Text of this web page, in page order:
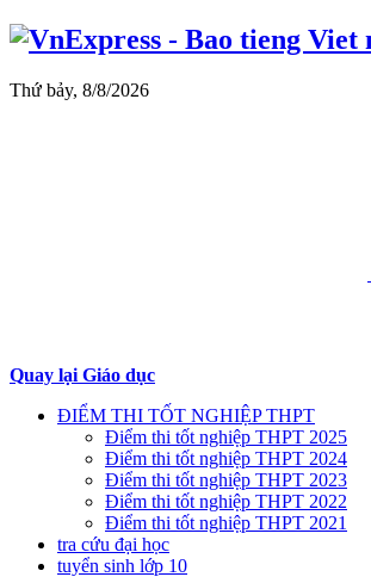
Thứ bảy, 8/8/2026
Quay lại Giáo dục
ĐIỂM THI TỐT NGHIỆP THPT
Điểm thi tốt nghiệp THPT 2025
Điểm thi tốt nghiệp THPT 2024
Điểm thi tốt nghiệp THPT 2023
Điểm thi tốt nghiệp THPT 2022
Điểm thi tốt nghiệp THPT 2021
tra cứu đại học
tuyển sinh lớp 10